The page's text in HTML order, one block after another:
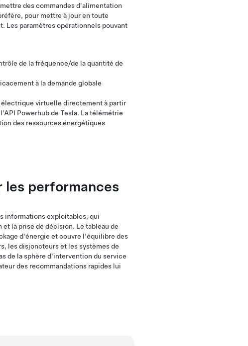
des commandes d'alimentation
pour mettre à jour en toute
Les paramètres opérationnels pouvant
de la fréquence/de la quantité de
à la demande globale
virtuelle directement à partir
Powerhub de Tesla. La télémétrie
des ressources énergétiques
les performances
informations exploitables, qui
la prise de décision. Le tableau de
d'énergie et couvre l'équilibre des
les disjoncteurs et les systèmes de
de la sphère d'intervention du service
des recommandations rapides lui